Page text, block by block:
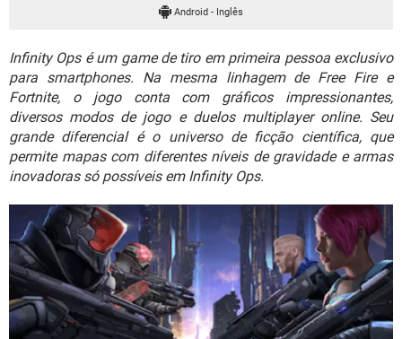
GMAIL
INSTAGRAM GMAIL
GUIA DE COMPRAS
Android- Inglês
Infinity Ops é um game de tiro em primeira pessoa exclusivo
para smartphones. Na mesma linhagem de Free Fire e
Fortnite, o jogo conta com gráficos impressionantes,
diversos modos de jogo e duelos multiplayer online. Seu
grande diferencial é o universo de ficção científica, que
permite mapas com diferentes níveis de gravidade e armas
inovadoras só possíveis em Infinity Ops.